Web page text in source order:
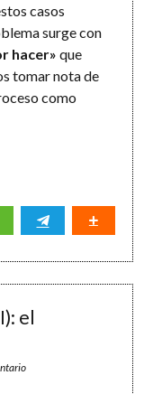
casos
surge con
hacer» que
tomar nota de
como
el